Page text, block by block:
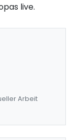
live.
Arbeit